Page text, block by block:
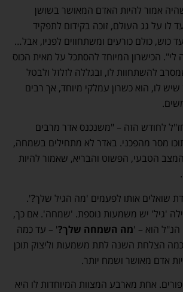
אמור להיות האדם המאושר בשושן
לו על גג העולם, זוכה בקידום לתפקיד
כוש, כולם כורעים ומשתחווים לפניו, אבל…
לי". הכישרון המיוחד להסתכל על מאית הכוס
להשתחוות לו, ובגללה לזלזל ולבטל
לו, הוא כשרון עמלקי מיוחד, אך רבים
לחודש הזה – "משנכנס אדר מרבים
מסר מהפכני. באדר לא מתחילים בשמחה,
הטבעי, הפשוט והבריא, שאמור להיות
שואלים אותו לפעמים 'מה הגיל שלך?'.
'גיל' יש משמעות נוספת. 'שמחה'. אם כך,
הוא – 'מה השמחה שלך?' – עד כמה
הצלחת השנה לתת משמעות וליצוק תוכן
אדם מאושר ושמח יותר.
אחת מארבע המצוות המיוחדות לו היא